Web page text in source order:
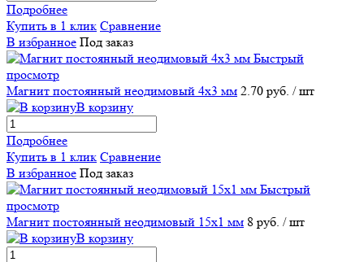
Подробнее
Купить в 1 клик Сравнение
В избранное Под заказ
Быстрый
просмотр
Магнит постоянный неодимовый 4х3 мм 2.70 руб. / шт
В корзину
Подробнее
Купить в 1 клик Сравнение
В избранное Под заказ
Быстрый
просмотр
Магнит постоянный неодимовый 15х1 мм 8 руб. / шт
В корзину